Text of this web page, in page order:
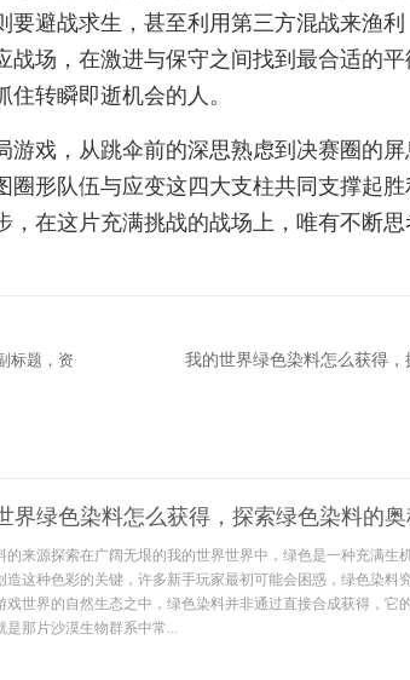
要避战求生，甚至利用第三方混战来渔
战场，在激进与保守之间找到最合适的
转瞬即逝机会的人。
游戏，从跳伞前的深思熟虑到决赛圈的
圈形队伍与应变这四大支柱共同支撑起
，在这片充满挑战的战场上，唯有不断
标题，资
我的世界绿色染料怎么获得
界绿色染料怎么获得，探索绿色染料的奥
的来源探索在广阔无垠的我的世界世界中，绿色是一种充满生
造这种色彩的关键，许多新手玩家最初可能会困惑，绿色染料
戏世界的自然生态之中，绿色染料并非通过直接合成获得，它
是那片沙漠生物群系中常...